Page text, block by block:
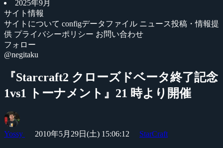
2025年9月
サイト情報
サイトについて configデータファイル ニュース投稿・情報提
供 プライバシーポリシー お問い合わせ
フォロー
@negitaku
『Starcraft2 クローズドベータ終了記念
1vs1 トーナメント』21 時より開催
Yossy 2010年5月29日(土) 15:06:12 StarCraft